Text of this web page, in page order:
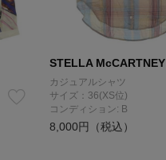
STELLA McCARTNEY
カジュアルシャツ
サイズ：36(XS位)
コンディション: B
8,000円（税込）